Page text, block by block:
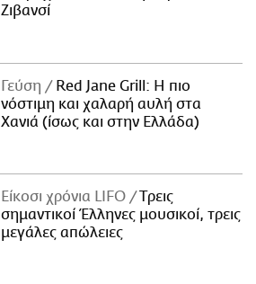
Ζιβανσί
Γεύση
Red Jane Grill: Η πιο
νόστιμη και χαλαρή αυλή στα
Χανιά (ίσως και στην Ελλάδα)
Είκοσι χρόνια LIFO
Tρεις
σημαντικοί Έλληνες μουσικοί, τρεις
μεγάλες απώλειες